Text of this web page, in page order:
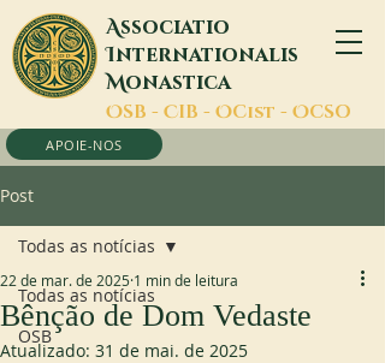
Associatio
Internationalis
Monastica
OSB - CIB - OCist - OCSO
APOIE-NOS
Post
Todas as notícias
OSB
Todas as notícias
Bênção de Dom Vedaste
22 de mar. de 2025 1 min de leitura
Atualizado: 31 de mai. de 2025